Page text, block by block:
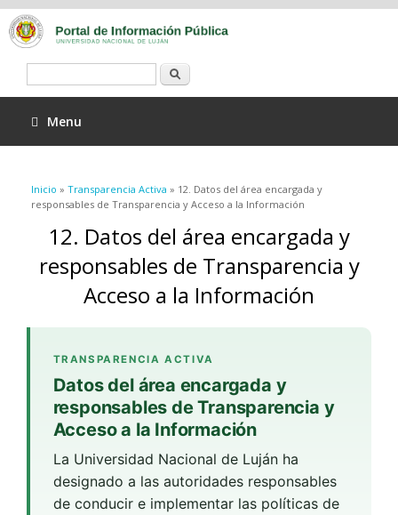
Menu
Se encuentra usted aquí
Inicio » Transparencia Activa » 12. Datos del área encargada y
responsables de Transparencia y Acceso a la Información
12. Datos del área encargada y
responsables de Transparencia y
Acceso a la Información
TRANSPARENCIA ACTIVA
Datos del área encargada y
responsables de Transparencia y
Acceso a la Información
La Universidad Nacional de Luján ha
designado a las autoridades responsables
de conducir e implementar las políticas de